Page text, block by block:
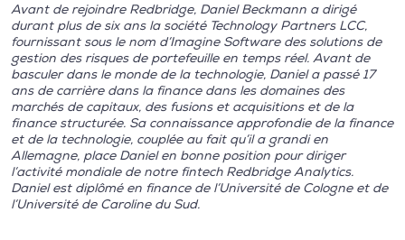
Avant de rejoindre Redbridge, Daniel Beckmann a dirigé
durant plus de six ans la société Technology Partners LCC,
fournissant sous le nom d’Imagine Software des solutions de
gestion des risques de portefeuille en temps réel. Avant de
basculer dans le monde de la technologie, Daniel a passé 17
ans de carrière dans la finance dans les domaines des
marchés de capitaux, des fusions et acquisitions et de la
finance structurée. Sa connaissance approfondie de la finance
et de la technologie, couplée au fait qu’il a grandi en
Allemagne, place Daniel en bonne position pour diriger
l’activité mondiale de notre fintech Redbridge Analytics.
Daniel est diplômé en finance de l’Université de Cologne et de
l’Université de Caroline du Sud.